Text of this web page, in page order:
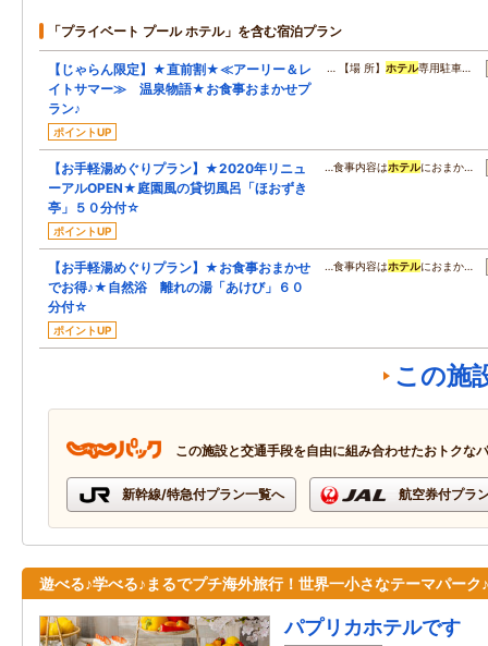
「プライベート プール ホテル」を含む宿泊プラン
【じゃらん限定】★直前割★≪アーリー＆レ
イトサマー≫ 温泉物語★お食事おまかせプ
ラン♪
ポイントUP
… 【場 所】 ホテル専用駐車…
【お手軽湯めぐりプラン】★2020年リニュ
ーアルOPEN★庭園風の貸切風呂「ほおずき
亭」５０分付☆
ポイントUP
…食事内容はホテルにおまか…
【お手軽湯めぐりプラン】★お食事おまかせ
でお得♪★自然浴 離れの湯「あけび」６０
分付☆
ポイントUP
…食事内容はホテルにおまか…
この施
この施設と交通手段を自由に組み合わせたおトクな
新幹線/特急付プラン一覧へ 航空券付プラ
遊べる♪学べる♪まるでプチ海外旅行！世界一小さなテーマパーク♪
パプリカホテルです